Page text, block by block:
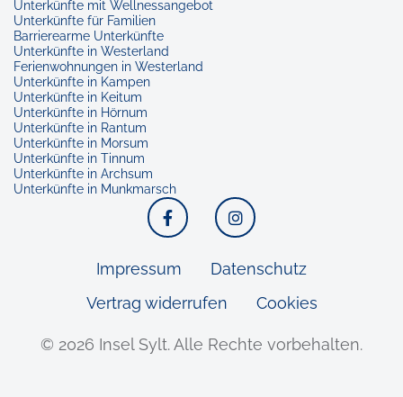
Unterkünfte mit Wellnessangebot
Unterkünfte für Familien
Barrierearme Unterkünfte
Unterkünfte in Westerland
Ferienwohnungen in Westerland
Unterkünfte in Kampen
Unterkünfte in Keitum
Unterkünfte in Hörnum
Unterkünfte in Rantum
Unterkünfte in Morsum
Unterkünfte in Tinnum
Unterkünfte in Archsum
Unterkünfte in Munkmarsch
Facebook Instagram
Impressum
Datenschutz
Vertrag widerrufen
Cookies
© 2026 Insel Sylt.Alle Rechte vorbehalten.